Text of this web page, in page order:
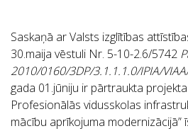
Saskaņā ar Valsts izglītības
30.maija vēstuli Nr. 5-10-2.6/5742
2010/0160/3DP/3.1.1.1.0/IPIA/
gada 01.jūniju ir pārtraukta
Profesionālās vidusskolas
mācību aprīkojuma modernizācijā”